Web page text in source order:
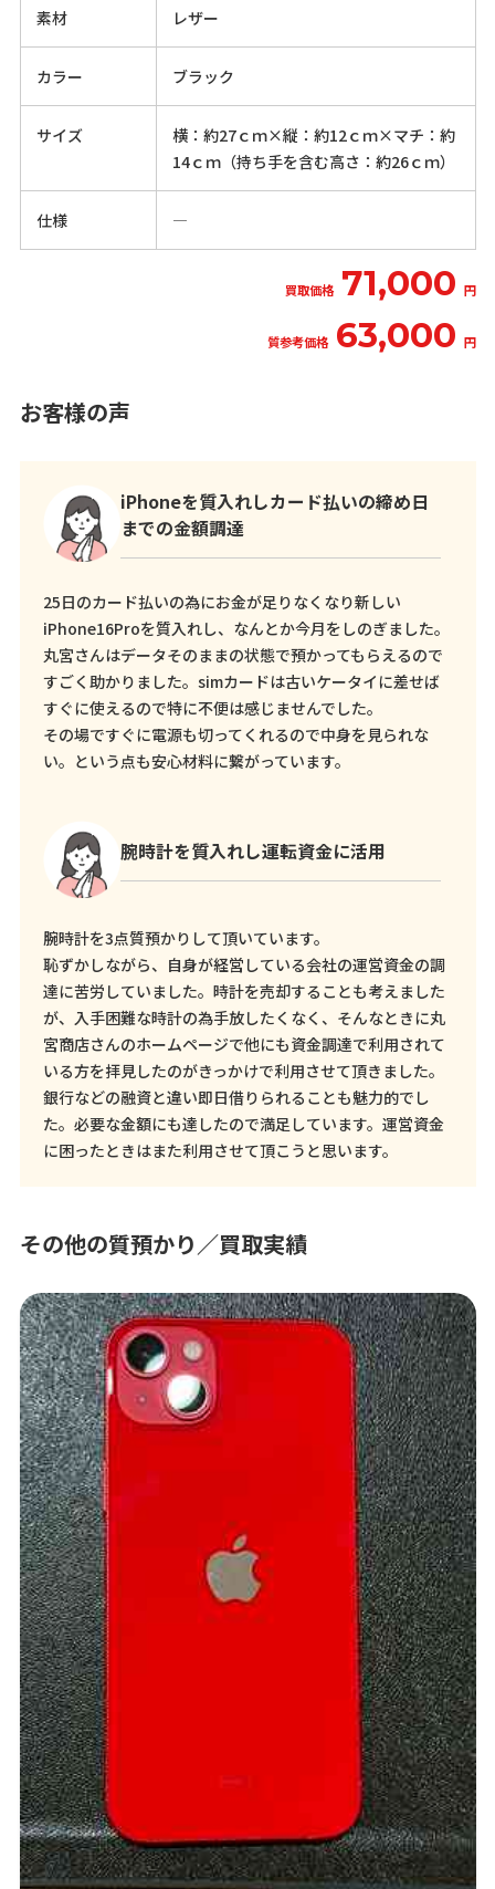
素材 レザー
カラー ブラック
サイズ
横：約27ｃｍ×縦：約12ｃｍ×マチ：約
14ｃｍ（持ち手を含む高さ：約26ｃｍ）
仕様 ―
買取価格 71,000 円
質参考価格 63,000 円
お客様の声
iPhoneを質入れしカード払いの締め日
までの金額調達
25日のカード払いの為にお金が足りなくなり新しい
iPhone16Proを質入れし、なんとか今月をしのぎました。
丸宮さんはデータそのままの状態で預かってもらえるので
すごく助かりました。simカードは古いケータイに差せば
すぐに使えるので特に不便は感じませんでした。
その場ですぐに電源も切ってくれるので中身を見られな
い。という点も安心材料に繋がっています。
腕時計を質入れし運転資金に活用
腕時計を3点質預かりして頂いています。
恥ずかしながら、自身が経営している会社の運営資金の調
達に苦労していました。時計を売却することも考えました
が、入手困難な時計の為手放したくなく、そんなときに丸
宮商店さんのホームページで他にも資金調達で利用されて
いる方を拝見したのがきっかけで利用させて頂きました。
銀行などの融資と違い即日借りられることも魅力的でし
た。必要な金額にも達したので満足しています。運営資金
に困ったときはまた利用させて頂こうと思います。
その他の質預かり／買取実績